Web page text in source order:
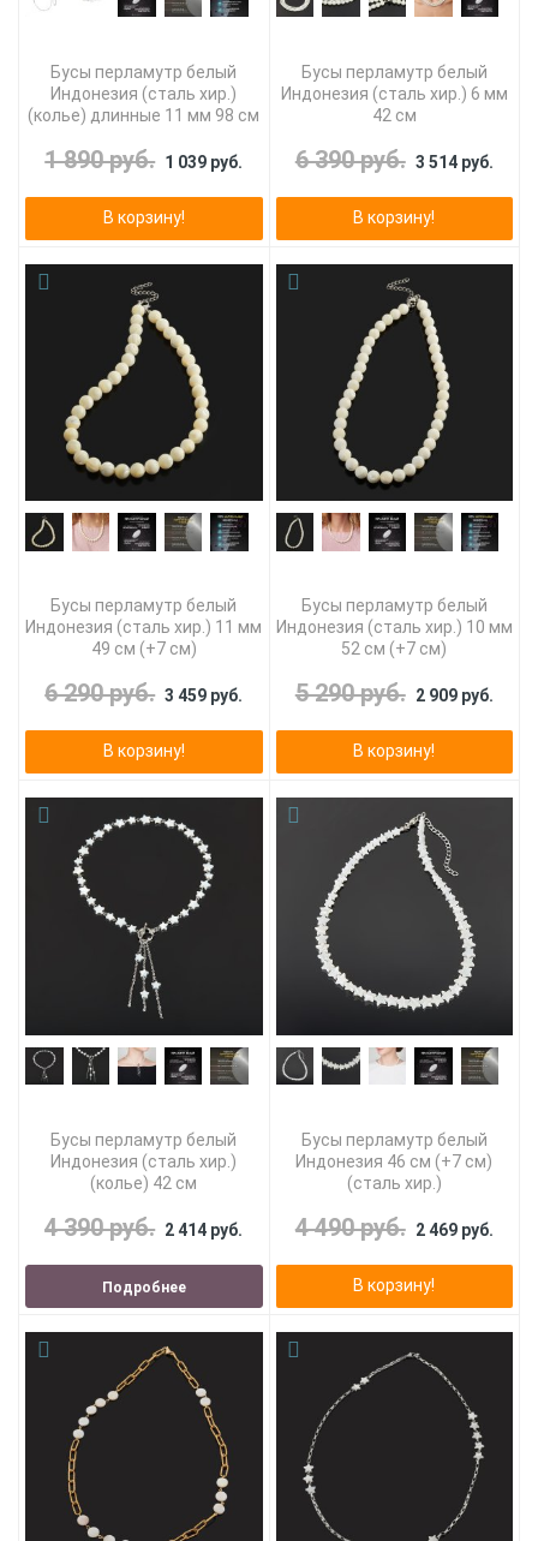
Бусы перламутр белый
Индонезия (сталь хир.)
(колье) длинные 11 мм 98 см
1 890 руб. 1 039 руб.
В корзину!
Бусы перламутр белый
Индонезия (сталь хир.) 6 мм
42 см
6 390 руб. 3 514 руб.
В корзину!
Бусы перламутр белый
Индонезия (сталь хир.) 11 мм
49 см (+7 см)
6 290 руб. 3 459 руб.
В корзину!
Бусы перламутр белый
Индонезия (сталь хир.) 10 мм
52 см (+7 см)
5 290 руб. 2 909 руб.
В корзину!
Бусы перламутр белый
Индонезия (сталь хир.)
(колье) 42 см
4 390 руб. 2 414 руб.
Подробнее
Бусы перламутр белый
Индонезия 46 см (+7 см)
(сталь хир.)
4 490 руб. 2 469 руб.
В корзину!